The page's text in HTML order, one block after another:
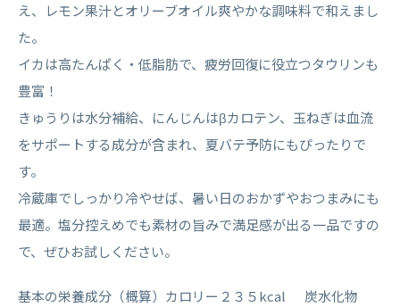
え、レモン果汁とオリーブオイル爽やかな調味料で和えまし
た。
イカは高たんぱく・低脂肪で、疲労回復に役立つタウリンも
豊富！
きゅうりは水分補給、にんじんはβカロテン、玉ねぎは血流
をサポートする成分が含まれ、夏バテ予防にもぴったりで
す。
冷蔵庫でしっかり冷やせば、暑い日のおかずやおつまみにも
最適。塩分控えめでも素材の旨みで満足感が出る一品ですの
で、ぜひお試しください。
基本の栄養成分（概算）カロリー２３５kcal 炭水化物